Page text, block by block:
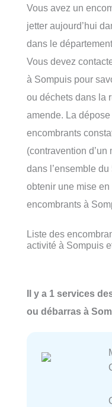
Vous avez un
jetter aujourd’hui
dans le
Vous devez
à Sompuis pour
ou déchets dans la
amende. La
encombrants
(contravention
dans l’ensemble
obtenir une mise
encombrants à
Liste des
activité à Sompuis
Il y a 1 services
ou débarras à